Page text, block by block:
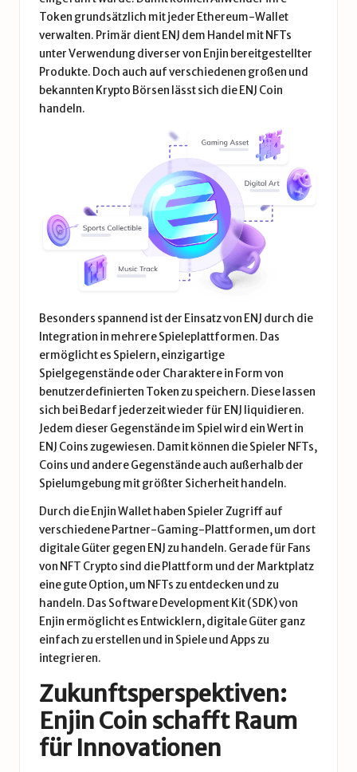
Token grundsätzlich mit jeder Ethereum-Wallet
verwalten. Primär dient ENJ dem Handel mit NFTs
unter Verwendung diverser von Enjin bereitgestellter
Produkte. Doch auch auf verschiedenen großen und
bekannten Krypto Börsen lässt sich die ENJ Coin
handeln.
Besonders spannend ist der Einsatz von ENJ durch die
Integration in mehrere Spieleplattformen. Das
ermöglicht es Spielern, einzigartige
Spielgegenstände oder Charaktere in Form von
benutzerdefinierten Token zu speichern. Diese lassen
sich bei Bedarf jederzeit wieder für ENJ liquidieren.
Jedem dieser Gegenstände im Spiel wird ein Wert in
ENJ Coins zugewiesen. Damit können die Spieler NFTs,
Coins und andere Gegenstände auch außerhalb der
Spielumgebung mit größter Sicherheit handeln.
Durch die Enjin Wallet haben Spieler Zugriff auf
verschiedene Partner-Gaming-Plattformen, um dort
digitale Güter gegen ENJ zu handeln. Gerade für Fans
von NFT Crypto sind die Plattform und der Marktplatz
eine gute Option, um NFTs zu entdecken und zu
handeln. Das Software Development Kit (SDK) von
Enjin ermöglicht es Entwicklern, digitale Güter ganz
einfach zu erstellen und in Spiele und Apps zu
integrieren.
Zukunftsperspektiven:
Enjin Coin schafft Raum
für Innovationen